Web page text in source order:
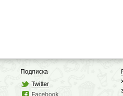
Подписка
Twitter
Facebook